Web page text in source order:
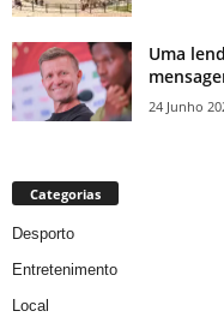
Uma
24 Junho
Categorias
Desporto
Entretenimento
Local